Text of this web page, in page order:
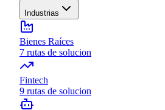
Industrias
Bienes Raíces
7 rutas de solucion
Fintech
9 rutas de solucion